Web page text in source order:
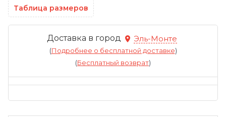
Таблица размеров
Доставка в город Эль-Монте
(Подробнее о бесплатной доставке)
(Бесплатный возврат)